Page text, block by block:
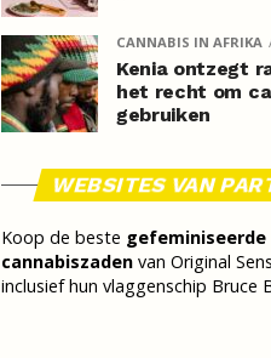
CANNABIS IN AFRIKA
Kenia ontzegt
het recht om
gebruiken
WEBSITES VAN
Koop de beste gefeminiseerde
cannabiszaden van Original
inclusief hun vlaggenschip Bruce